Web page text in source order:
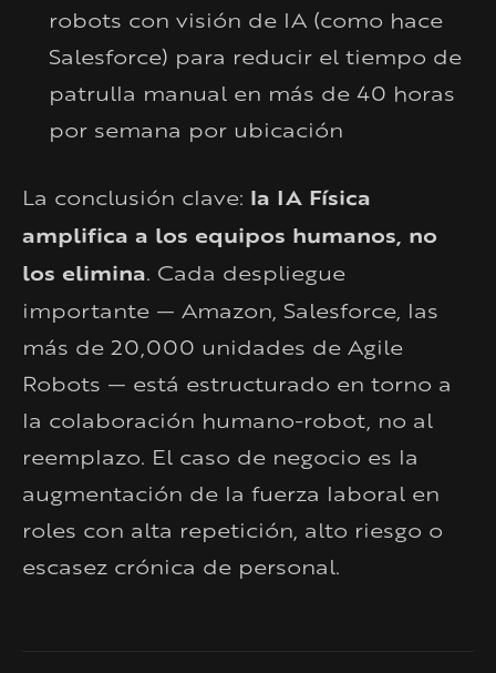
robots con visión de IA (como hace
Salesforce) para reducir el tiempo de
patrulla manual en más de 40 horas
por semana por ubicación
La conclusión clave: la IA Física
amplifica a los equipos humanos, no
los elimina. Cada despliegue
importante — Amazon, Salesforce, las
más de 20,000 unidades de Agile
Robots — está estructurado en torno a
la colaboración humano-robot, no al
reemplazo. El caso de negocio es la
augmentación de la fuerza laboral en
roles con alta repetición, alto riesgo o
escasez crónica de personal.